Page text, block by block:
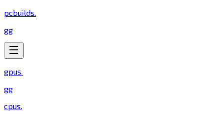
pcbuilds.
gg
gpus.
gg
cpus.